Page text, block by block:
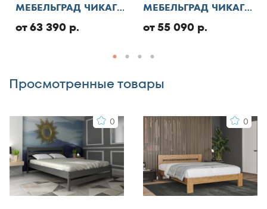
130x186
130x190
140x185
140x190
140x195
140x200
140x210
145x200
Добавить отзыв
МЕБЕЛЬГРАД ЧИКАГО
от 63 390 р.
МЕБЕЛЬГРАД ЧИКАГО
от 55 090 р.
Просмотренные товары
0 0